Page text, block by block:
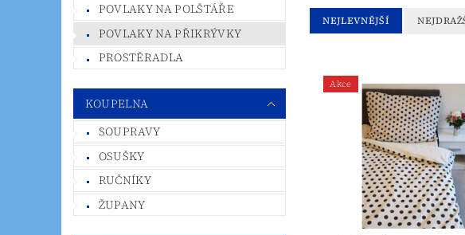
POVLAKY NA POLŠTÁŘE
POVLAKY NA PŘIKRÝVKY
PROSTĚRADLA
KOUPELNA
SOUPRAVY
OSUŠKY
RUČNÍKY
ŽUPANY
NEJLEVNĚJŠÍ
Akce